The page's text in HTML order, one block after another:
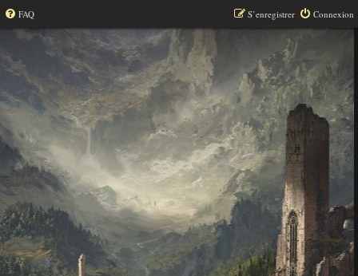
FAQ Connexion
S’enregistrer